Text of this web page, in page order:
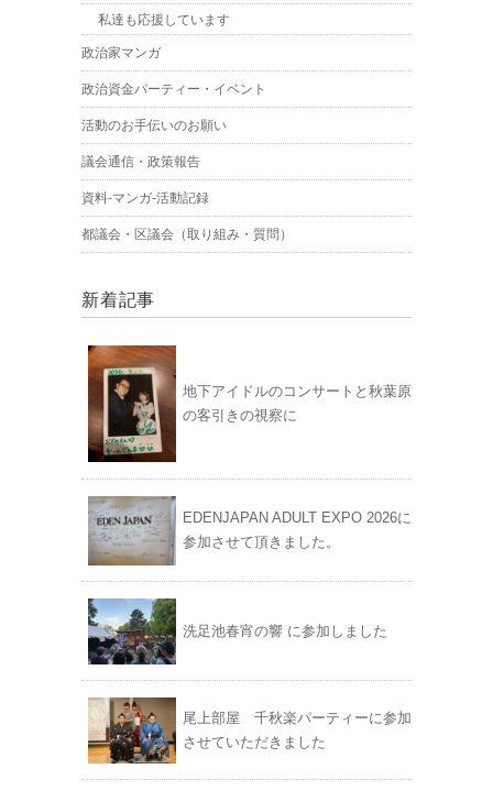
私達も応援しています
政治家マンガ
政治資金パーティー・イベント
活動のお手伝いのお願い
議会通信・政策報告
資料-マンガ-活動記録
都議会・区議会（取り組み・質問）
新着記事
地下アイドルのコンサートと秋葉原
の客引きの視察に
EDENJAPAN ADULT EXPO 2026に
参加させて頂きました。
洗足池春宵の響 に参加しました
尾上部屋 千秋楽パーティーに参加
させていただきました